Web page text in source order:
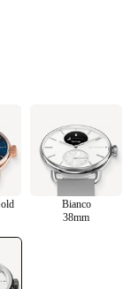
Bianco
38mm